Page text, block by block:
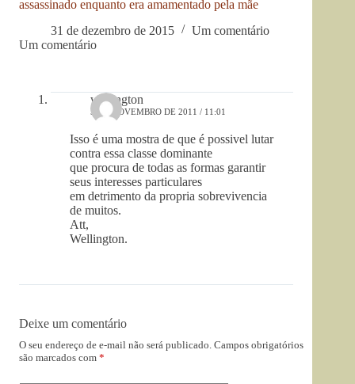
assassinado enquanto era amamentado pela mãe
31 de dezembro de 2015
Um comentário
Um comentário
wellington
5 DE NOVEMBRO DE 2011 / 11:01
Isso é uma mostra de que é possivel lutar
contra essa classe dominante
que procura de todas as formas garantir
seus interesses particulares
em detrimento da propria sobrevivencia
de muitos.
Att,
Wellington.
Deixe um comentário
O seu endereço de e-mail não será publicado. Campos obrigatórios
são marcados com *